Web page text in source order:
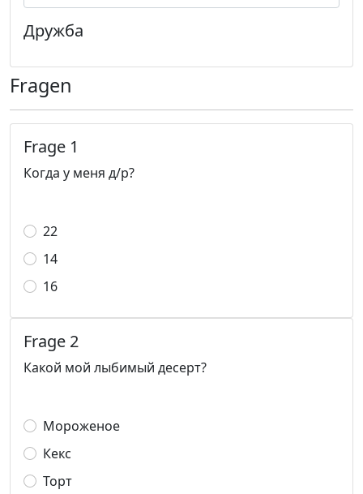
Дружба
Fragen
Frage 1
Когда у меня д/р?
22
14
16
Frage 2
Какой мой лыбимый десерт?
Мороженое
Кекс
Торт